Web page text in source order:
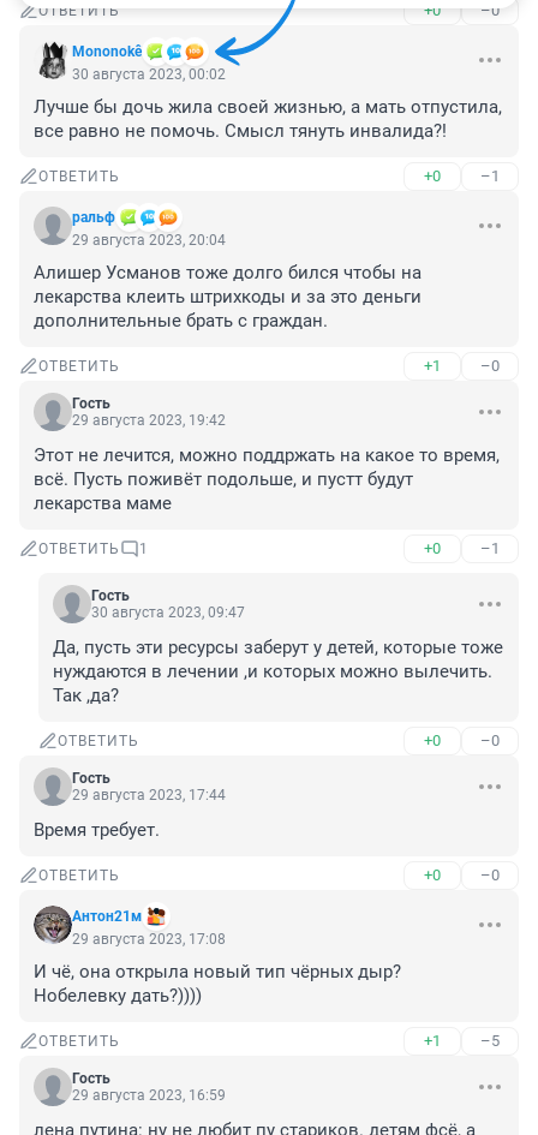
ОТВЕТИТЬ +0 –0
Mononokê
30 августа 2023, 00:02
Лучше бы дочь жила своей жизнью, а мать отпустила,
все равно не помочь. Смысл тянуть инвалида?!
ОТВЕТИТЬ +0 –1
ральф
29 августа 2023, 20:04
Алишер Усманов тоже долго бился чтобы на
лекарства клеить штрихкоды и за это деньги
дополнительные брать с граждан.
ОТВЕТИТЬ +1 –0
Гость
29 августа 2023, 19:42
Этот не лечится, можно поддржать на какое то время,
всё. Пусть поживёт подольше, и пустт будут
лекарства маме
ОТВЕТИТЬ 1 +0 –1
Гость
30 августа 2023, 09:47
Да, пусть эти ресурсы заберут у детей, которые тоже
нуждаются в лечении ,и которых можно вылечить.
Так ,да?
ОТВЕТИТЬ +0 –0
Гость
29 августа 2023, 17:44
Время требует.
ОТВЕТИТЬ +0 –0
Антoн21м
29 августа 2023, 17:08
И чё, она открыла новый тип чёрных дыр?
Нобелевку дать?))))
ОТВЕТИТЬ +1 –5
Гость
29 августа 2023, 16:59
лена путина: ну не любит пу стариков. детям фсё, а